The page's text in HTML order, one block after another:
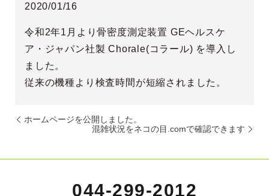
2020/01/16
令和2年1月より骨密度測定装置 GEヘルスケ
ア・ジャパン社製 Chorale(コラール) を導入し
ました。
従来の機種より検査時間が短縮されました。
ホームページを公開しました。
混雑状況をネコの目.comで確認できます
044-299-2012